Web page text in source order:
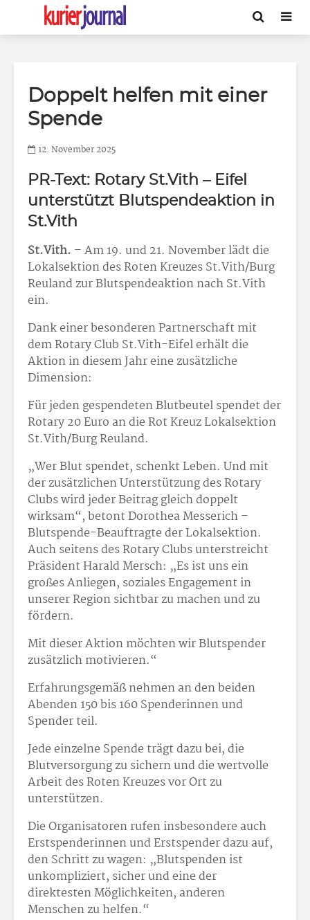
Doppelt helfen mit einer
Spende
12. November 2025
PR-Text: Rotary St.Vith – Eifel
unterstützt Blutspendeaktion in
St.Vith
St.Vith. – Am 19. und 21. November lädt die
Lokalsektion des Roten Kreuzes St.Vith/Burg
Reuland zur Blutspendeaktion nach St.Vith
ein.
Dank einer besonderen Partnerschaft mit
dem Rotary Club St.Vith-Eifel erhält die
Aktion in diesem Jahr eine zusätzliche
Dimension:
Für jeden gespendeten Blutbeutel spendet der
Rotary 20 Euro an die Rot Kreuz Lokalsektion
St.Vith/Burg Reuland.
„Wer Blut spendet, schenkt Leben. Und mit
der zusätzlichen Unterstützung des Rotary
Clubs wird jeder Beitrag gleich doppelt
wirksam“, betont Dorothea Messerich –
Blutspende-Beauftragte der Lokalsektion.
Auch seitens des Rotary Clubs unterstreicht
Präsident Harald Mersch: „Es ist uns ein
großes Anliegen, soziales Engagement in
unserer Region sichtbar zu machen und zu
fördern.
Mit dieser Aktion möchten wir Blutspender
zusätzlich motivieren.“
Erfahrungsgemäß nehmen an den beiden
Abenden 150 bis 160 Spenderinnen und
Spender teil.
Jede einzelne Spende trägt dazu bei, die
Blutversorgung zu sichern und die wertvolle
Arbeit des Roten Kreuzes vor Ort zu
unterstützen.
Die Organisatoren rufen insbesondere auch
Erstspenderinnen und Erstspender dazu auf,
den Schritt zu wagen: „Blutspenden ist
unkompliziert, sicher und eine der
direktesten Möglichkeiten, anderen
Menschen zu helfen.“